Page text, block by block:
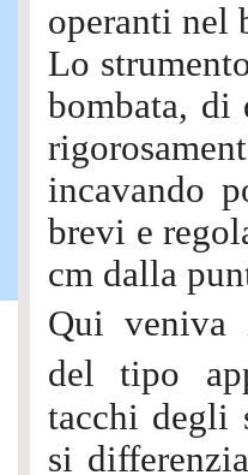
operanti nel
Lo
bombata, di
incavando
brevi e
cm dalla
Qui
del tipo
tacchi degli
si